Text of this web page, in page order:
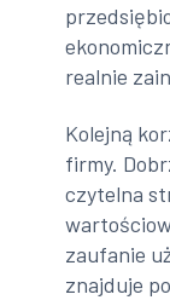
realnie
Kolejną
firmy.
czytelna
zaufanie
znajduje